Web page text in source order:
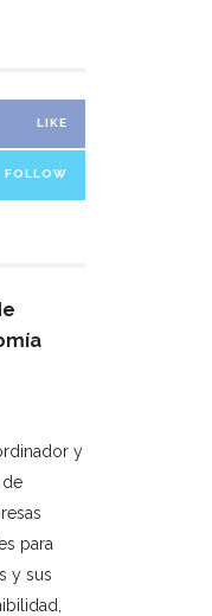
LIKE
FOLLOW
y
para
y sus